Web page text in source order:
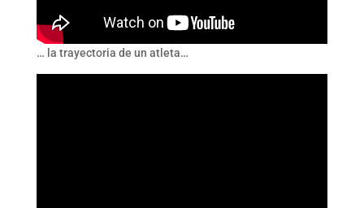
… la trayectoria de un atleta…